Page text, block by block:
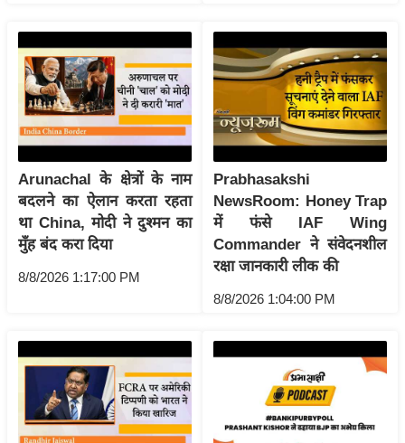
त
ऑ
टो
व
र्ल्ड
न्यू
ज
ब्री
फ
नो
न
त
Arunachal के क्षेत्रों के नाम
बदलने का ऐलान करता रहता
था China, मोदी ने दुश्मन का
मुँह बंद करा दिया
8/8/2026 1:17:00 PM
Prabhasakshi
NewsRoom: Honey Trap
में फंसे IAF Wing
Commander ने संवेदनशील
रक्षा जानकारी लीक की
8/8/2026 1:04:00 PM